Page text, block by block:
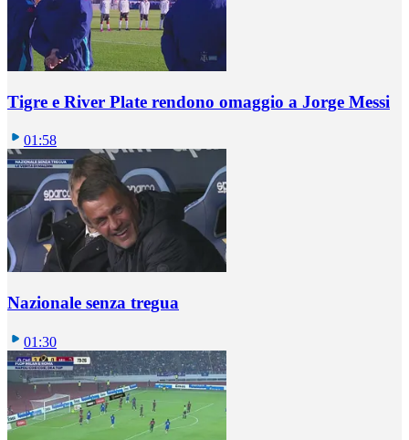
Tigre e River Plate rendono omaggio a Jorge Messi
01:58
Nazionale senza tregua
01:30